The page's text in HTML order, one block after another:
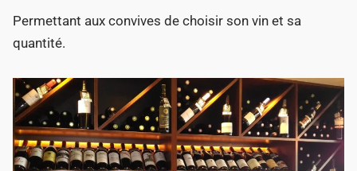
Permettant aux convives de choisir son vin et sa
quantité.